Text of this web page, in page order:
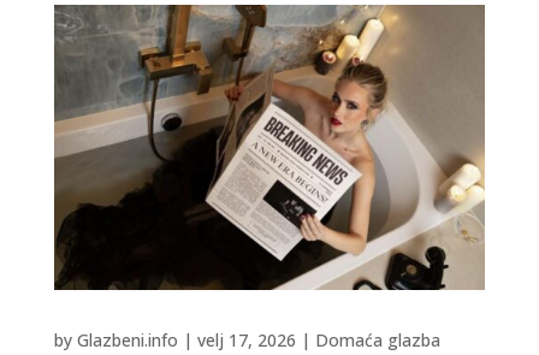
by Glazbeni.info | velj 17, 2026 | Domaća glazba